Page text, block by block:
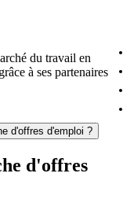
du travail en
à ses partenaires
d'offres d'emploi ?
d'offres